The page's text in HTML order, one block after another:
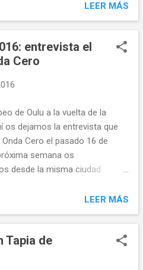
LEER MÁS
entrevista el
Cero
de Oulu a la vuelta de la
os dejamos la entrevista que
Cero el pasado 16 de
semana os
desde la misma ciudad
LEER MÁS
Tapia de